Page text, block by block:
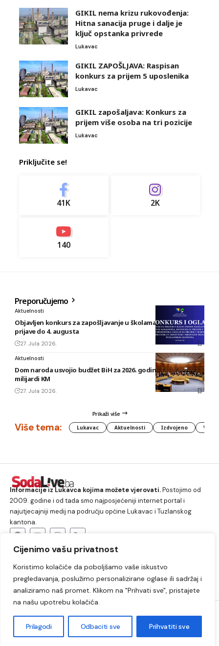
Cijenimo vašu privatnost
Koristimo kolačiće da poboljšamo vaše iskustvo
pregledavanja, poslužimo personalizirane oglase ili sadržaj i
analiziramo naš promet. Klikom na "Prihvati sve", pristajete
na našu upotrebu kolačića.
Prilagodi Odbaciti sve Prihvatiti sve
GIKIL nema krizu rukovođenja:
Hitna sanacija pruge i dalje je
ključ opstanka privrede
Lukavac
GIKIL ZAPOŠLJAVA: Raspisan
konkurs za prijem 5 uposlenika
Lukavac
GIKIL zapošaljava: Konkurs za
prijem više osoba na tri pozicije
Lukavac
Priključite se!
41K 2K
140
Preporučujemo
Aktuelnosti
Objavljen konkurs za zapošljavanje u školama TK: Rok za
prijave do 4. augusta
27. Jula 2026.
Aktuelnosti
Dom naroda usvojio budžet BiH za 2026. godinu vrijedan 1,58
milijardi KM
27. Jula 2026.
Prikaži više
Više tema: Lukavac Aktuelnosti Izdvojeno
Informacije iz Lukavca kojima možete vjerovati.Postojimo od
2009. godine i od tada smo najposjećeniji internet portal i
najutjecajniji medij na području općine Lukavac i Tuzlanskog
kantona.
Lukavac Društvo Crna hronika
Sport
Kultura
Kolumne Slobodno vrijeme